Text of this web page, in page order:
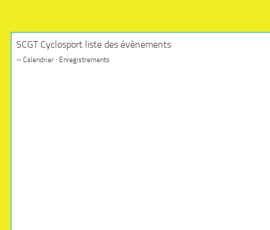
SCGT Cyclosport liste des évènements
» Calendrier · Enregistrements